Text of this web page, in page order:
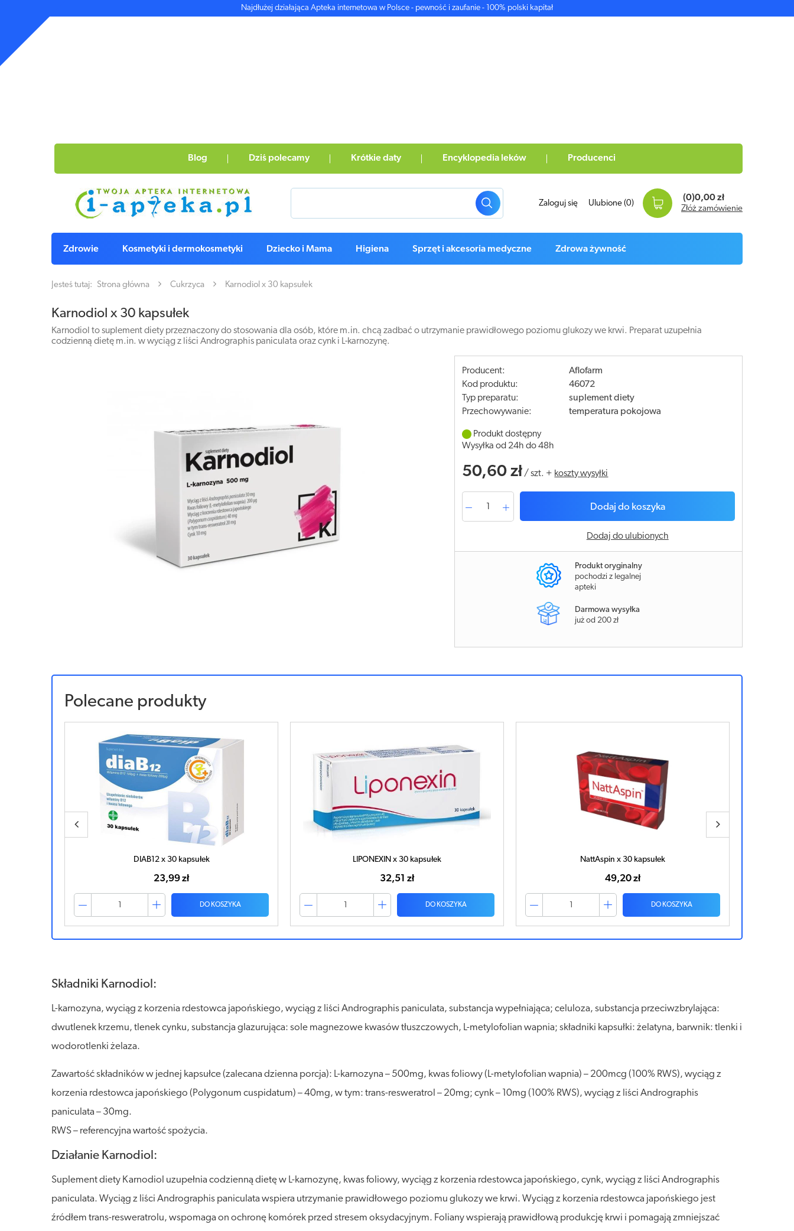
Najdłużej działająca Apteka internetowa w Polsce - pewność i zaufanie - 100% polski kapitał
Blog Dziś polecamy Krótkie daty Encyklopedia leków Producenci
Zaloguj się Ulubione (0)
(0)0,00 zł
Złóż zamówienie
Zdrowie Kosmetyki i dermokosmetyki Dziecko i Mama Higiena Sprzęt i akcesoria medyczne Zdrowa żywność
Jesteś tutaj: Strona główna Cukrzyca Karnodiol x 30 kapsułek
Karnodiol x 30 kapsułek
Karnodiol to suplement diety przeznaczony do stosowania dla osób, które m.in. chcą zadbać o utrzymanie prawidłowego poziomu glukozy we krwi. Preparat uzupełnia
codzienną dietę m.in. w wyciąg z liści Andrographis paniculata oraz cynk i L-karnozynę.
Producent:
Aflofarm
Kod produktu:
46072
Typ preparatu:
suplement diety
Przechowywanie:
temperatura pokojowa
Produkt dostępny
Wysyłka od 24h do 48h
50,60 zł /szt. + koszty wysyłki
Dodaj do koszyka
Dodaj do ulubionych
Produkt oryginalny
pochodzi z legalnej
apteki
Darmowa wysyłka
już od 200 zł
Polecane produkty
LIPONEXIN x 30 kapsułek
32,51 zł
DO KOSZYKA
NattAspin x 30 kapsułek
49,20 zł
DO KOSZYKA
AXOLAN x 30 kapsułek
53,23 zł
DO KOSZYKA
Składniki Karnodiol:
L-karnozyna, wyciąg z korzenia rdestowca japońskiego, wyciąg z liści Andrographis paniculata, substancja wypełniająca; celuloza, substancja przeciwzbrylająca:
dwutlenek krzemu, tlenek cynku, substancja glazurująca: sole magnezowe kwasów tłuszczowych, L-metylofolian wapnia; składniki kapsułki: żelatyna, barwnik: tlenki i
wodorotlenki żelaza.
Zawartość składników w jednej kapsułce (zalecana dzienna porcja): L-karnozyna – 500mg, kwas foliowy (L-metylofolian wapnia) – 200mcg (100% RWS), wyciąg z
korzenia rdestowca japońskiego (Polygonum cuspidatum) – 40mg, w tym: trans-resweratrol – 20mg; cynk – 10mg (100% RWS), wyciąg z liści Andrographis
paniculata – 30mg.
RWS – referencyjna wartość spożycia.
Działanie Karnodiol:
Suplement diety Karnodiol uzupełnia codzienną dietę w L-karnozynę, kwas foliowy, wyciąg z korzenia rdestowca japońskiego, cynk, wyciąg z liści Andrographis
paniculata. Wyciąg z liści Andrographis paniculata wspiera utrzymanie prawidłowego poziomu glukozy we krwi. Wyciąg z korzenia rdestowca japońskiego jest
źródłem trans-resweratrolu, wspomaga on ochronę komórek przed stresem oksydacyjnym. Foliany wspierają prawidłową produkcję krwi i pomagają zmniejszać